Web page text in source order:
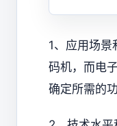
1、应用场
码机，而电
确定所需的